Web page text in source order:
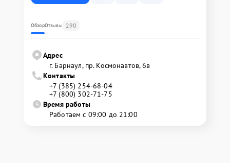
ОбзорОтзывы 290
Адрес
г. Барнаул, ​пр. Космонавтов, 6в
Контакты
+7 (385) 254-68-04
+7 (800) 302-71-75
Время работы
Работаем с 09:00 до 21:00